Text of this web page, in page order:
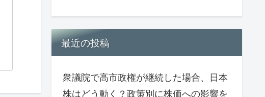
最近の投稿
衆議院で高市政権が継続した場合、日本
株はどう動く？政策別に株価への影響を